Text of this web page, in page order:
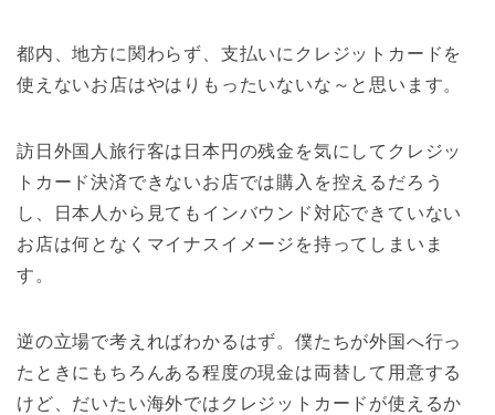
都内、地方に関わらず、支払いにクレジットカードを
使えないお店はやはりもったいないな～と思います。
訪日外国人旅行客は日本円の残金を気にしてクレジッ
トカード決済できないお店では購入を控えるだろう
し、日本人から見てもインバウンド対応できていない
お店は何となくマイナスイメージを持ってしまいま
す。
逆の立場で考えればわかるはず。僕たちが外国へ行っ
たときにもちろんある程度の現金は両替して用意する
けど、だいたい海外ではクレジットカードが使えるか